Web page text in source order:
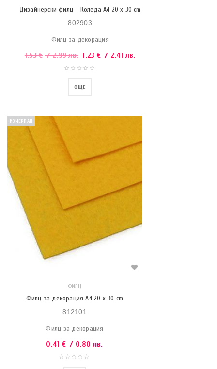
Дизайнерски филц – Коледа A4 20 x 30 cm
802903
Филц за декорация
1.53€ / 2.99 лв. 1.23 € / 2.41 лв.
ОЩЕ
ИЗЧЕРПАН
ФИЛЦ
Филц за декорация A4 20 x 30 cm
812101
Филц за декорация
0.41 € / 0.80 лв.